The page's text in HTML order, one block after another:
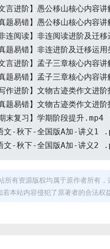
言进阶】愚公移山核心内
题易错】愚公移山核心内
连阅读】非连阅读进阶及迁
题易错】非连进阶及迁移运
言进阶】孟子三章核心内容
题易错】孟子三章核心内容
作进阶】文物古迹类作文进
题易错】文物古迹类作文
末复习】学期阶段提升
文-秋下-全国版A加-讲义
文-秋下-全国版A加-讲义
所有资源版权均属于原作者所有
若本站内容侵犯了原著者的合法权